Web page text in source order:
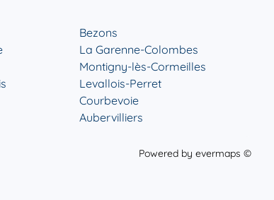
Bezons
La Garenne-Colombes
Montigny-lès-Cormeilles
Levallois-Perret
Courbevoie
Aubervilliers
Powered by evermaps ©